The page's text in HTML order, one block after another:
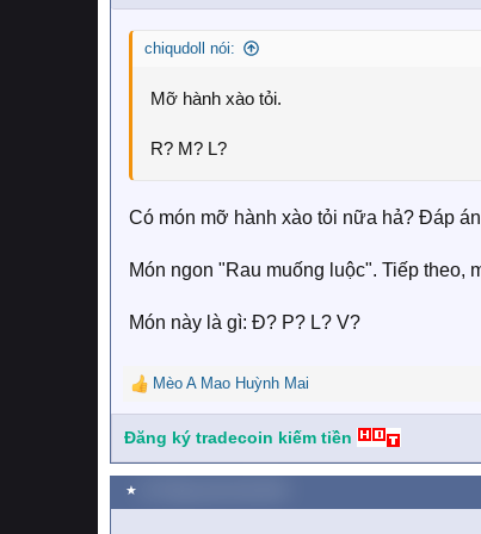
chiqudoll nói:
Mỡ hành xào tỏi.
R? M? L?
Có món mỡ hành xào tỏi nữa hả? Đáp
Món ngon "Rau muống luộc". Tiếp theo,
Món này là gì: Đ? P? L? V?
R
e
a
t
i
Mèo A Mao Huỳnh Mai
Đăng ký tradecoin kiếm tiền
★